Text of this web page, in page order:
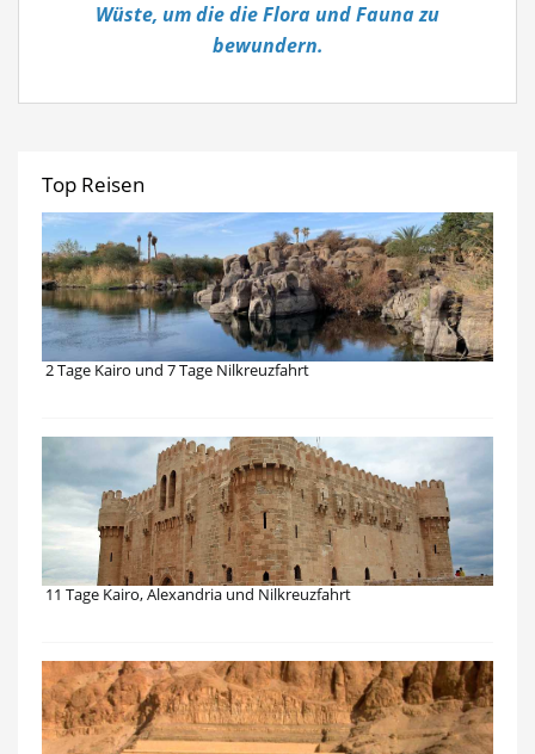
Wüste, um die die Flora und Fauna zu
bewundern.
Top Reisen
2 Tage Kairo und 7 Tage Nilkreuzfahrt
11 Tage Kairo, Alexandria und Nilkreuzfahrt